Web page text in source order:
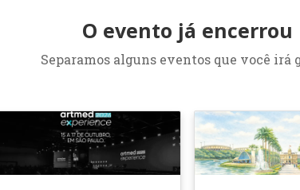
O evento já encerrou
Separamos alguns eventos que você irá